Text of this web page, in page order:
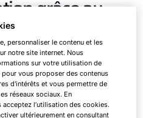
grâce au
qu’il faut
système
tenir compte des
personnaliser le contenu et les
notre site internet. Nous
sur votre utilisation de
vous proposer des contenus
d'intérêts et vous permettre de
réseaux sociaux. En
l’utilisation des cookies.
ultérieurement en consultant